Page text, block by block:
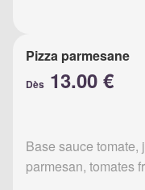
Pizza parmesane
Dès 13.00 €
Base sauce tomate,
parmesan, tomates